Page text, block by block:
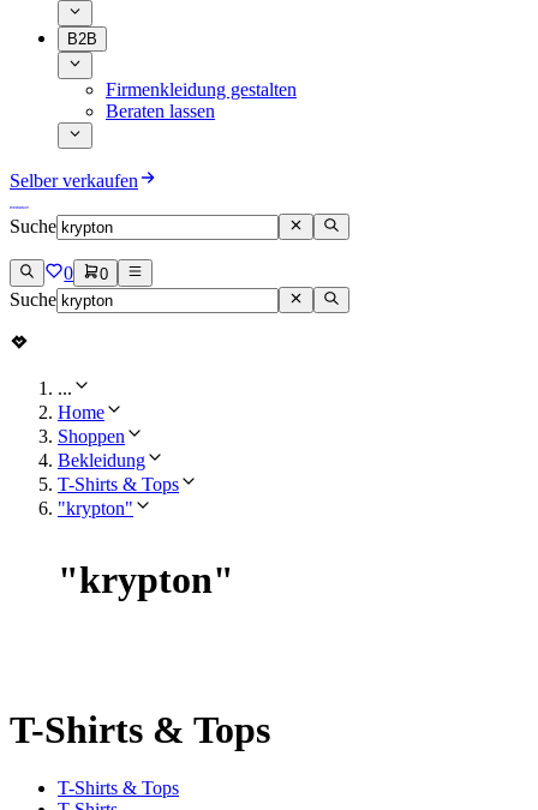
B2B
Firmenkleidung gestalten
Beraten lassen
Selber verkaufen
Suche
0 0
Suche
...
Home
Shoppen
Bekleidung
T-Shirts & Tops
"krypton"
"krypton"
T-Shirts & Tops
T-Shirts & Tops